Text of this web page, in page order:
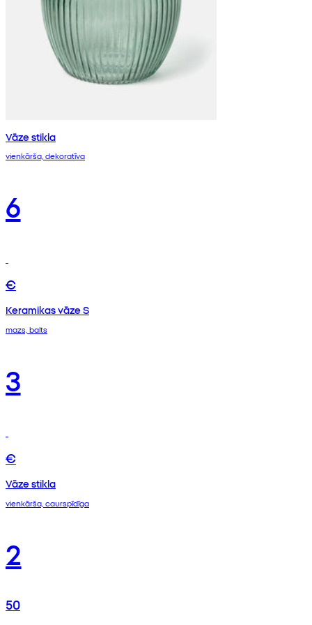
Vāze stikla
vienkārša, dekoratīva
6
€
Keramikas vāze S
mazs, balts
3
€
Vāze stikla
vienkārša, caurspīdīga
2
50